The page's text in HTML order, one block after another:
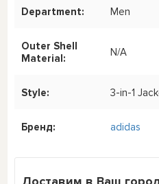
Department: Men
Outer Shell
Material:
N/A
Style: 3-in-1
Бренд: adidas